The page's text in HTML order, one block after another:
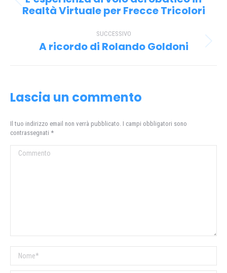
Post
precedente:
Realtà Virtuale per Frecce Tricolori
SUCCESSIVO
Prossimo
A ricordo di Rolando Goldoni
Lascia un commento
Il tuo indirizzo email non verrà pubblicato. I campi obbligatori sono
contrassegnati *
Commento
Nome *